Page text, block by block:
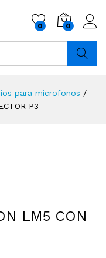
0 0
para microfonos /
P3
LM5 CON